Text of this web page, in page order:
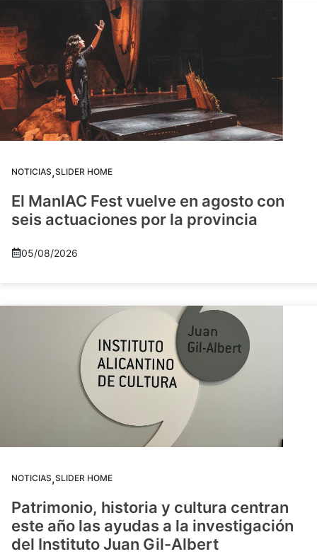
NOTICIAS,SLIDER HOME
El ManIAC Fest vuelve en agosto con
seis actuaciones por la provincia
05/08/2026
NOTICIAS,SLIDER HOME
Patrimonio, historia y cultura centran
este año las ayudas a la investigación
del Instituto Juan Gil-Albert